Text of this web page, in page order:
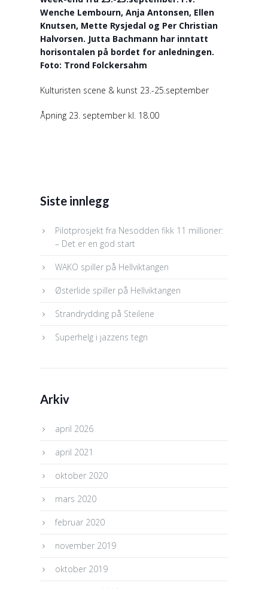
Wenche Lembourn, Anja Antonsen, Ellen
Knutsen, Mette Rysjedal og Per Christian
Halvorsen. Jutta Bachmann har inntatt
horisontalen på bordet for anledningen.
Foto: Trond Folckersahm
Kulturisten scene & kunst 23.-25.september
Åpning 23. september kl. 18.00
Siste innlegg
Pilotprosjekt fra Nesodden fikk 11 millioner:
– Det er en god start
WAKO spiller på Hellviktangen
Østerlide spiller på Hellviktangen
Strandrydding på Steilene
Superhelg i jazzens tegn
Arkiv
april 2026
april 2021
oktober 2020
mars 2020
februar 2020
november 2019
oktober 2019